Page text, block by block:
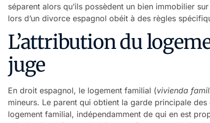
séparent alors qu’ils possèdent un bien immobilier
lors d’un divorce espagnol obéit à des règles
L’attribution du
juge
En droit espagnol, le logement familial (vivienda
mineurs. Le parent qui obtient la garde principale
logement familial, indépendamment de qui en est